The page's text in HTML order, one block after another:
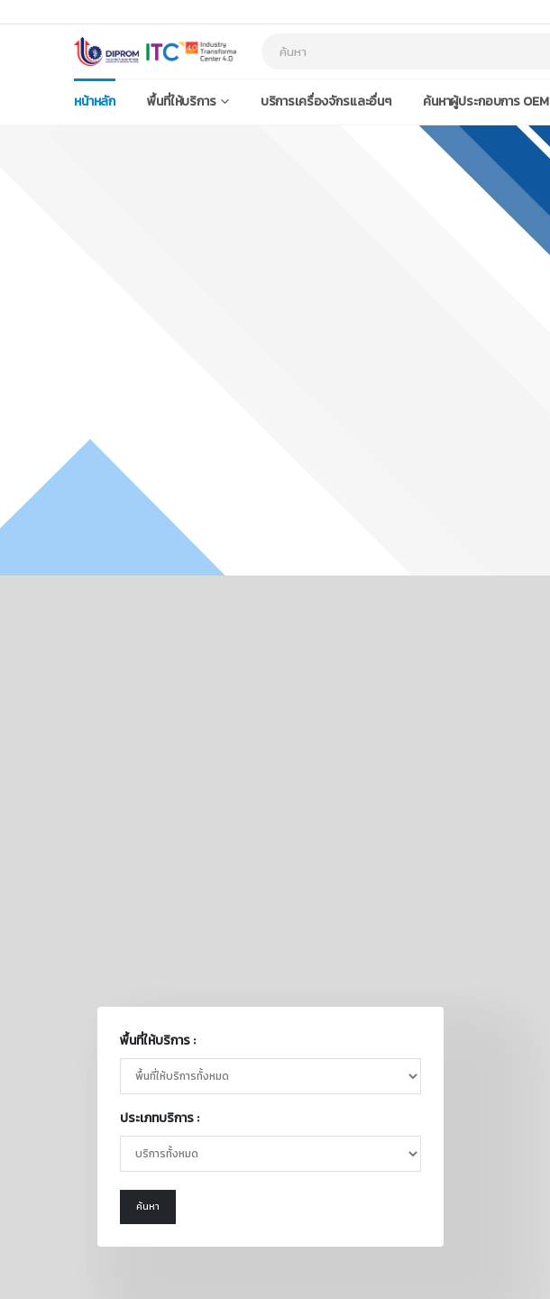
หน้าหลัก พื้นที่ให้บริการ บริการเครื่องจักรและอื่นๆ ค้นหาผู้ประกอบการ OEM
พื้นที่ให้บริการ :
ประเภทบริการ :
ค้นหา